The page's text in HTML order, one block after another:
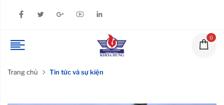
0
Trang chủ Tin tức và sự kiện